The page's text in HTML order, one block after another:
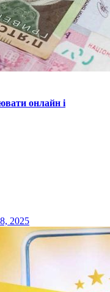
онлайн і
2025